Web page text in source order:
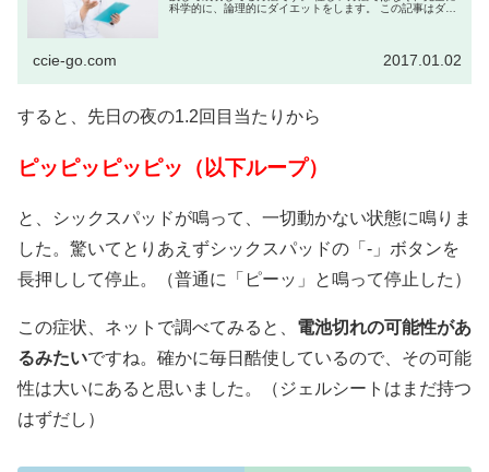
科学的に、論理的にダイエットをします。 この記事はダイ
ccie-go.com 2017.01.02
すると、先日の夜の1.2回目当たりから
ピッピッピッピッ（以下ループ）
と、シックスパッドが鳴って、一切動かない状態に鳴りま
した。驚いてとりあえずシックスパッドの「-」ボタンを
長押しして停止。（普通に「ピーッ」と鳴って停止した）
この症状、ネットで調べてみると、 電池切れの可能性があ
るみたいですね。確かに毎日酷使しているので、その可能
性は大いにあると思いました。（ジェルシートはまだ持つ
はずだし）